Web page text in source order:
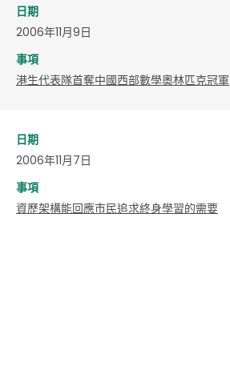
日期
2006年11月9日
事項
港生代表隊首奪中國西部數學奧林匹克冠軍
日期
2006年11月7日
事項
資歷架構能回應市民追求終身學習的需要